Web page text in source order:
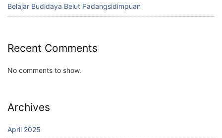
Belajar Budidaya Belut Padangsidimpuan
Recent Comments
No comments to show.
Archives
April 2025